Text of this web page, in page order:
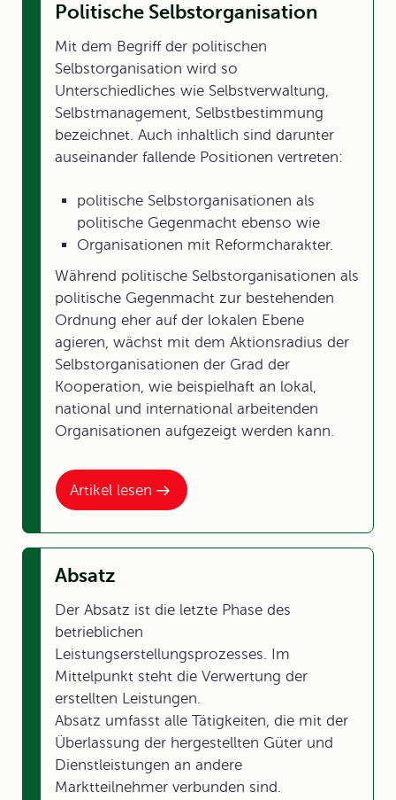
Artikel lesen
Politische Selbstorganisation
Mit dem Begriff der politischen
Selbstorganisation wird so
Unterschiedliches wie Selbstverwaltung,
Selbstmanagement, Selbstbestimmung
bezeichnet. Auch inhaltlich sind darunter
auseinander fallende Positionen vertreten:
politische Selbstorganisationen als
politische Gegenmacht ebenso wie
Organisationen mit Reformcharakter.
Während politische Selbstorganisationen als
politische Gegenmacht zur bestehenden
Ordnung eher auf der lokalen Ebene
agieren, wächst mit dem Aktionsradius der
Selbstorganisationen der Grad der
Kooperation, wie beispielhaft an lokal,
national und international arbeitenden
Organisationen aufgezeigt werden kann.
Absatz
Der Absatz ist die letzte Phase des
betrieblichen
Leistungserstellungsprozesses. Im
Mittelpunkt steht die Verwertung der
erstellten Leistungen.
Absatz umfasst alle Tätigkeiten, die mit der
Überlassung der hergestellten Güter und
Dienstleistungen an andere
Marktteilnehmer verbunden sind.